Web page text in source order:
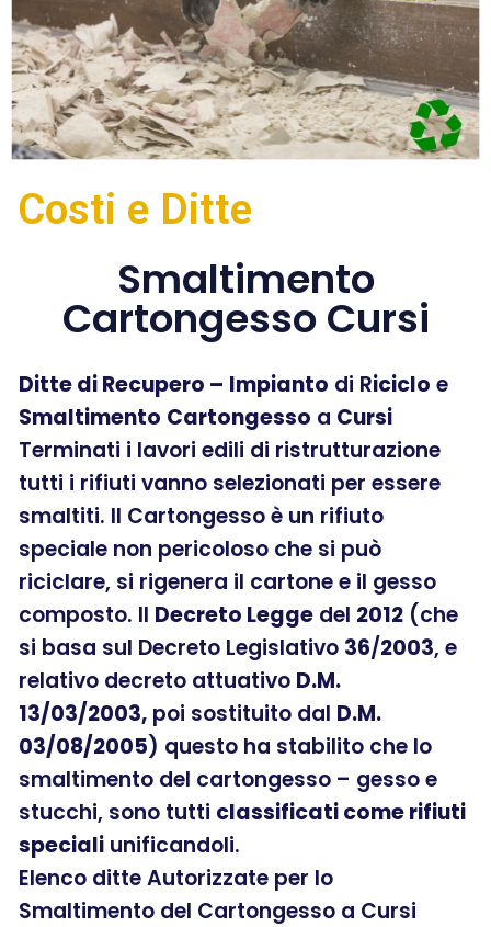
Costi e Ditte
Smaltimento
Cartongesso Cursi
Ditte di Recupero – Impianto di Riciclo e
Smaltimento Cartongesso a Cursi
Terminati i lavori edili di ristrutturazione
tutti i rifiuti vanno selezionati per essere
smaltiti. Il Cartongesso è un rifiuto
speciale non pericoloso che si può
riciclare, si rigenera il cartone e il gesso
composto. Il Decreto Legge del 2012 (che
si basa sul Decreto Legislativo 36/2003, e
relativo decreto attuativo D.M.
13/03/2003, poi sostituito dal D.M.
03/08/2005) questo ha stabilito che lo
smaltimento del cartongesso – gesso e
stucchi, sono tutti classificati come rifiuti
speciali unificandoli.
Elenco ditte Autorizzate per lo
Smaltimento del Cartongesso a Cursi